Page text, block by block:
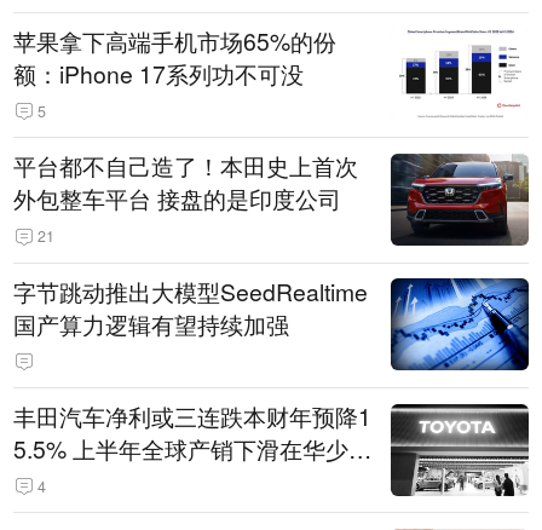
苹果拿下高端手机市场65%的份
额：iPhone 17系列功不可没
5
平台都不自己造了！本田史上首次
外包整车平台 接盘的是印度公司
21
字节跳动推出大模型SeedRealtime
国产算力逻辑有望持续加强
丰田汽车净利或三连跌本财年预降1
5.5% 上半年全球产销下滑在华少卖
14.3万辆
4